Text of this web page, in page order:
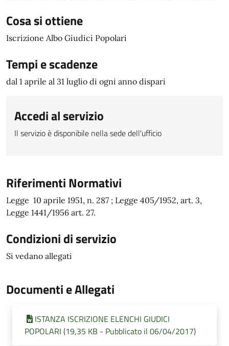
Cosa si ottiene
Iscrizione Albo Giudici Popolari
Tempi e scadenze
dal 1 aprile al 31 luglio di ogni anno dispari
Accedi al servizio
Il servizio è disponibile nella sede dell'ufficio
Riferimenti Normativi
Legge 10 aprile 1951, n. 287 ; Legge 405/1952, art. 3,
Legge 1441/1956 art. 27.
Condizioni di servizio
Si vedano allegati
Documenti e Allegati
ISTANZA ISCRIZIONE ELENCHI GIUDICI
POPOLARI (19,35 KB - Pubblicato il 06/04/2017)